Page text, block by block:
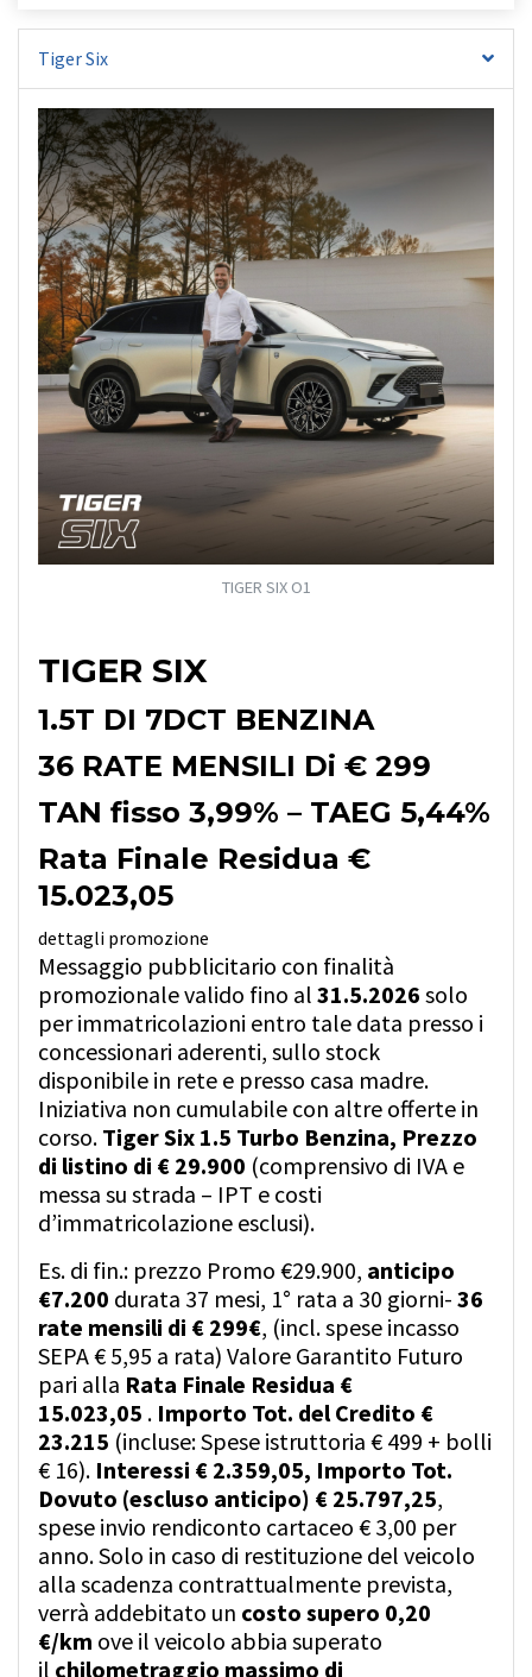
Tiger Six
TIGER SIX O1
TIGER SIX
1.5T DI 7DCT BENZINA
36 RATE MENSILI Di € 299
TAN fisso 3,99% – TAEG 5,44%
Rata Finale Residua €
15.023,05
dettagli promozione
Messaggio pubblicitario con finalità
promozionale valido fino al 31.5.2026 solo
per immatricolazioni entro tale data presso i
concessionari aderenti, sullo stock
disponibile in rete e presso casa madre.
Iniziativa non cumulabile con altre offerte in
corso. Tiger Six 1.5 Turbo Benzina, Prezzo
di listino di € 29.900 (comprensivo di IVA e
messa su strada – IPT e costi
d’immatricolazione esclusi).
Es. di fin.: prezzo Promo €29.900, anticipo
€7.200 durata 37 mesi, 1° rata a 30 giorni- 36
rate mensili di € 299€, (incl. spese incasso
SEPA € 5,95 a rata) Valore Garantito Futuro
pari alla Rata Finale Residua €
15.023,05 . Importo Tot. del Credito €
23.215 (incluse: Spese istruttoria € 499 + bolli
€ 16). Interessi € 2.359,05, Importo Tot.
Dovuto (escluso anticipo) € 25.797,25,
spese invio rendiconto cartaceo € 3,00 per
anno. Solo in caso di restituzione del veicolo
alla scadenza contrattualmente prevista,
verrà addebitato un costo supero 0,20
€/km ove il veicolo abbia superato
il chilometraggio massimo di